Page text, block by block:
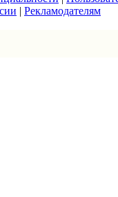
| Рекламодателям